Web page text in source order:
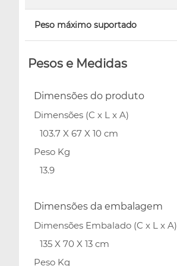
Peso máximo suportado
Pesos e Medidas
Dimensões do produto
Dimensões (C x L x A)
103.7 X 67 X 10 cm
Peso Kg
13.9
Dimensões da embalagem
Dimensões Embalado (C x L x A)
135 X 70 X 13 cm
Peso Kg